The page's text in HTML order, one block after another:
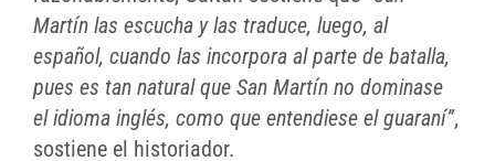
Martín las escucha y las traduce, luego, al
español, cuando las incorpora al parte de batalla,
pues es tan natural que San Martín no dominase
el idioma inglés, como que entendiese el guaraní”,
sostiene el historiador.